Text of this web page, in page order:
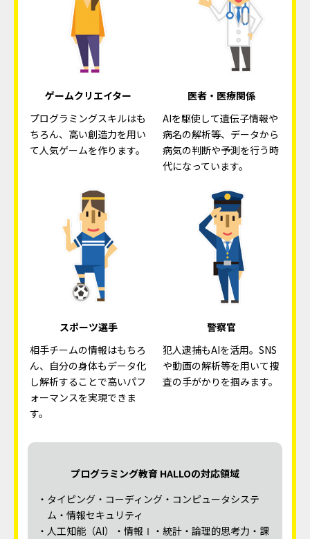
ゲームクリエイター
プログラミングスキルはも
ちろん、高い創造力を用い
て人気ゲームを作ります。
医者・医療関係
AIを駆使して遺伝子情報や
病名の解析等、データから
病気の判断や予測を行う時
代になっています。
スポーツ選手
相手チームの情報はもちろ
ん、自分の身体もデータ化
し解析することで高いパフ
ォーマンスを実現できま
す。
警察官
犯人逮捕もAIを活用。SNS
や動画の解析等を用いて捜
査の手がかりを掴みます。
プログラミング教育 HALLOの対応領域
・タイピング・コーディング・コンピュータシステ
ム・情報セキュリティ
・人工知能（AI）・情報Ⅰ・統計・論理的思考力・課